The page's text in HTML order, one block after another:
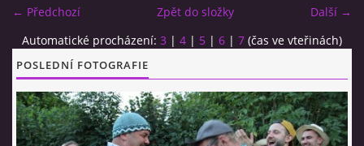
STUDENÁ KUCHYNĚ
FOTOALBUM
CESTA KOLEM SVĚTA 2014 - VIDEO
← Předchozí Další →
Zpět do složky
Automatické procházení: 3 | 4 | 5 | 6 | 7 (čas ve vteřinách)
POSLEDNÍ FOTOGRAFIE